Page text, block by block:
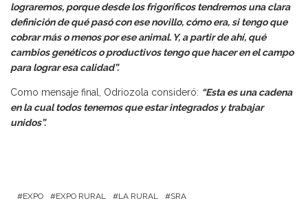
lograremos, porque desde los frigoríficos tendremos una clara
definición de qué pasó con ese novillo, cómo era, si tengo que
cobrar más o menos por ese animal. Y, a partir de ahí, qué
cambios genéticos o productivos tengo que hacer en el campo
para lograr esa calidad”.
Como mensaje final, Odriozola consideró: “Esta es una cadena
en la cual todos tenemos que estar integrados y trabajar
unidos”.
EXPO EXPO RURAL LA RURAL SRA